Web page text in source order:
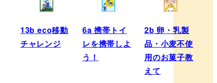
13b eco移動
チャレンジ
6a 携帯トイ
レを携帯しよ
う！
2b 卵・乳製
品・小麦不使
用のお菓子教
えて